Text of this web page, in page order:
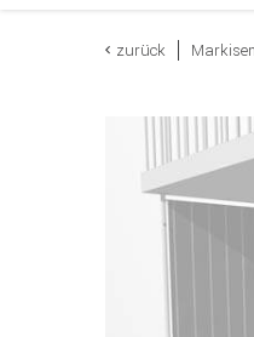
zurück